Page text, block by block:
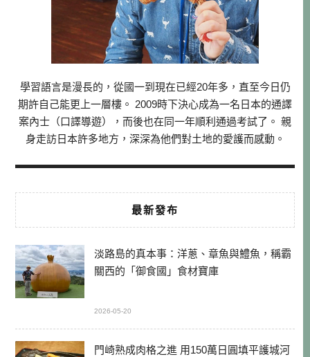
學習語言是漫長的，從國一到現在已經20年多，直至今日仍
期許自己能更上一層樓。 2009時下決心成為一名日本的通譯
案內士（口譯導遊），而後也在同一年順利通過考試了。 親
身走訪日本許多地方，深深為他們對土地的愛護而感動。
最新發布
淡路島的真本事：洋蔥、章魚與鱧魚，稱霸
關西的「御食國」食材寶庫
2026-05-20
門崎熟成肉格之進 用150萬日圓填平護城河